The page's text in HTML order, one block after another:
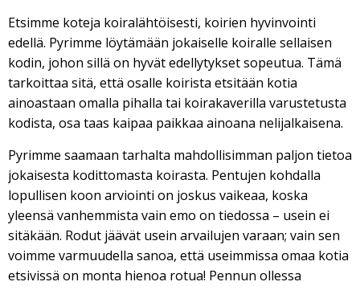
Etsimme koteja koiralähtöisesti, koirien hyvinvointi
edellä. Pyrimme löytämään jokaiselle koiralle sellaisen
kodin, johon sillä on hyvät edellytykset sopeutua. Tämä
tarkoittaa sitä, että osalle koirista etsitään kotia
ainoastaan omalla pihalla tai koirakaverilla varustetusta
kodista, osa taas kaipaa paikkaa ainoana nelijalkaisena.
Pyrimme saamaan tarhalta mahdollisimman paljon tietoa
jokaisesta kodittomasta koirasta. Pentujen kohdalla
lopullisen koon arviointi on joskus vaikeaa, koska
yleensä vanhemmista vain emo on tiedossa – usein ei
sitäkään. Rodut jäävät usein arvailujen varaan; vain sen
voimme varmuudella sanoa, että useimmissa omaa kotia
etsivissä on monta hienoa rotua! Pennun ollessa